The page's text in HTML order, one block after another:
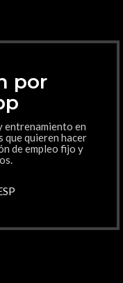
por
entrenamiento en
que quieren hacer
de empleo fijo y